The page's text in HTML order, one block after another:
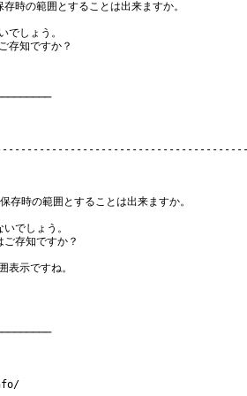
時の範囲とすることは出来ますか。
でしょう。
存知ですか？
存時の範囲とすることは出来ますか。
でしょう。
存知ですか？
表示ですね。